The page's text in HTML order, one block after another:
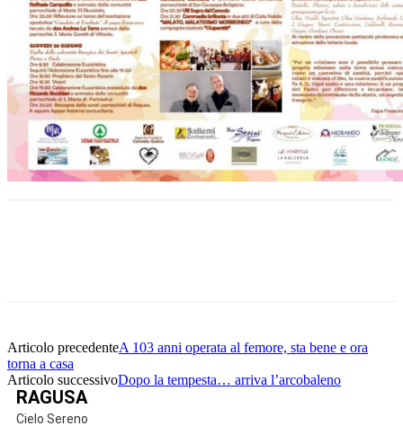
Articolo precedenteA 103 anni operata al femore, sta bene e ora
torna a casa
Articolo successivoDopo la tempesta… arriva l’arcobaleno
RAGUSA
Cielo Sereno